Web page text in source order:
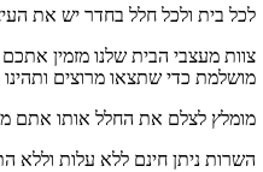
לכל בית ולכל חלל בחדר יש את
צוות מעצבי הבית שלנו מזמין
מושלמת כדי שתצאו מרוצים
מומלץ לצלם את החלל אותו אתם
השרות ניתן חינם ללא עלות וללא